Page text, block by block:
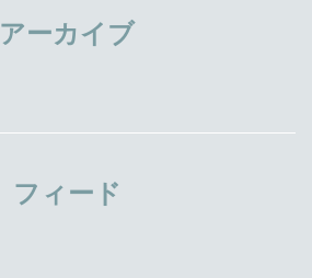
アーカイブ
フィード